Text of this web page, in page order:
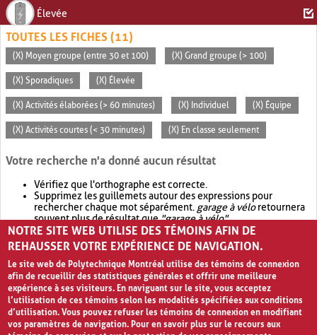
Élevée
TOUTES LES FICHES (11)
(X) Moyen groupe (entre 30 et 100) (X) Grand groupe (> 100)
(X) Sporadiques (X) Élevée
(X) Activités élaborées (> 60 minutes) (X) Individuel (X) Équipe
(X) Activités courtes (< 30 minutes) (X) En classe seulement
Votre recherche n'a donné aucun résultat
Vérifiez que l'orthographe est correcte.
Supprimez les guillemets autour des expressions pour
rechercher chaque mot séparément. garage à véloretournera
souvent plus de résultat que"garage à vélo".
Envisagez d'élargir votre recherche avec OR.garage OR vélo
retournera souvent plus de résultat quegarage à vélo
NOTRE SITE WEB UTILISE DES TÉMOINS AFIN DE
REHAUSSER VOTRE EXPÉRIENCE DE NAVIGATION.
Le site web de Polytechnique Montréal utilise des témoins de connexion
afin de recueillir des statistiques générales et offrir une meilleure
expérience à ses visiteurs. En naviguant sur le site, vous acceptez
l’utilisation de ces témoins selon les modalités spécifiées aux conditions
d’utilisation. Vous pouvez refuser les témoins de connexion en modifiant
vos paramètres de navigation. Pour en savoir plus sur le recours aux